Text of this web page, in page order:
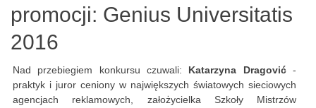
promocji: Genius Universitatis
2016
Nad przebiegiem konkursu czuwali: Katarzyna Dragović-
praktyk i juror ceniony w największych światowych sieciowych
agencjach reklamowych, założycielka Szkoły Mistrzów